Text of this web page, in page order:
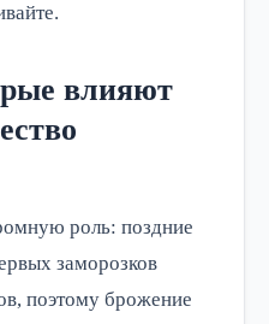
влияют
роль: поздние
заморозков
поэтому брожение